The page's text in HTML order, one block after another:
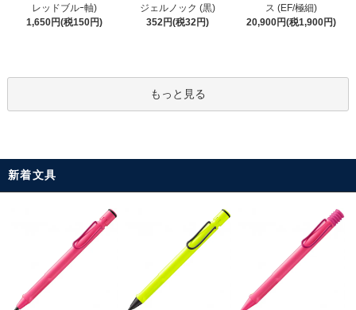
レッドブルｰ軸)
1,650円(税150円)
ジェルノック (黒)
352円(税32円)
ス (EF/極細)
20,900円(税1,900円)
もっと見る
新着文具